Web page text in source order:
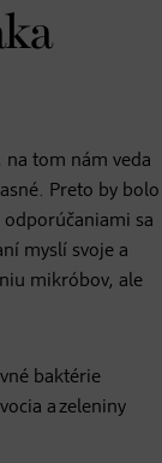
na tom nám veda
Preto by bolo
sa
myslí svoje a
mikróbov, ale
baktérie
a zeleniny